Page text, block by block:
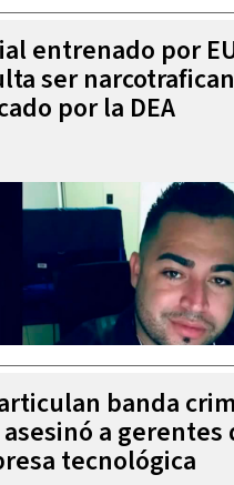
entrenado por
ser
por la DEA
banda
a gerentes
tecnológica